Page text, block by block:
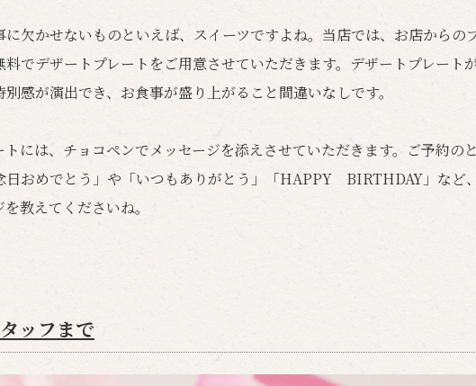
に欠かせないものといえば、スイーツですよね。当店では、お店からの
料でデザートプレートをご用意させていただきます。デザートプレート
感が演出でき、お食事が盛り上がること間違いなしです。
トには、チョコペンでメッセージを添えさせていただきます。ご予約の
日おめでとう」や「いつもありがとう」「HAPPY BIRTHDAY」など
教えてくださいね。
ッフまで